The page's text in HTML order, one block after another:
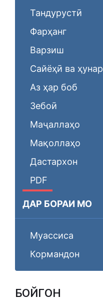
Тандурустӣ
Фарҳанг
Варзиш
Сайёҳӣ ва
Аз ҳар боб
Зебоӣ
Маҷаллаҳо
Мақоллаҳо
Дастархон
PDF
ДАР БОРАИ МО
Муассиса
Кормандон
БОЙГОНӢ